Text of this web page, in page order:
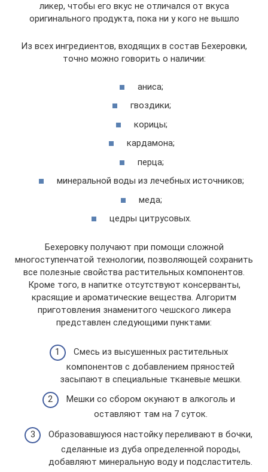
ликер, чтобы его вкус не отличался от вкуса
оригинального продукта, пока ни у кого не вышло
Из всех ингредиентов, входящих в состав Бехеровки,
точно можно говорить о наличии:
аниса;
гвоздики;
корицы;
кардамона;
перца;
минеральной воды из лечебных источников;
меда;
цедры цитрусовых.
Бехеровку получают при помощи сложной
многоступенчатой технологии, позволяющей сохранить
все полезные свойства растительных компонентов.
Кроме того, в напитке отсутствуют консерванты,
красящие и ароматические вещества. Алгоритм
приготовления знаменитого чешского ликера
представлен следующими пунктами:
Смесь из высушенных растительных
компонентов с добавлением пряностей
засыпают в специальные тканевые мешки.
Мешки со сбором окунают в алкоголь и
оставляют там на 7 суток.
Образовавшуюся настойку переливают в бочки,
сделанные из дуба определенной породы,
добавляют минеральную воду и подсластитель.